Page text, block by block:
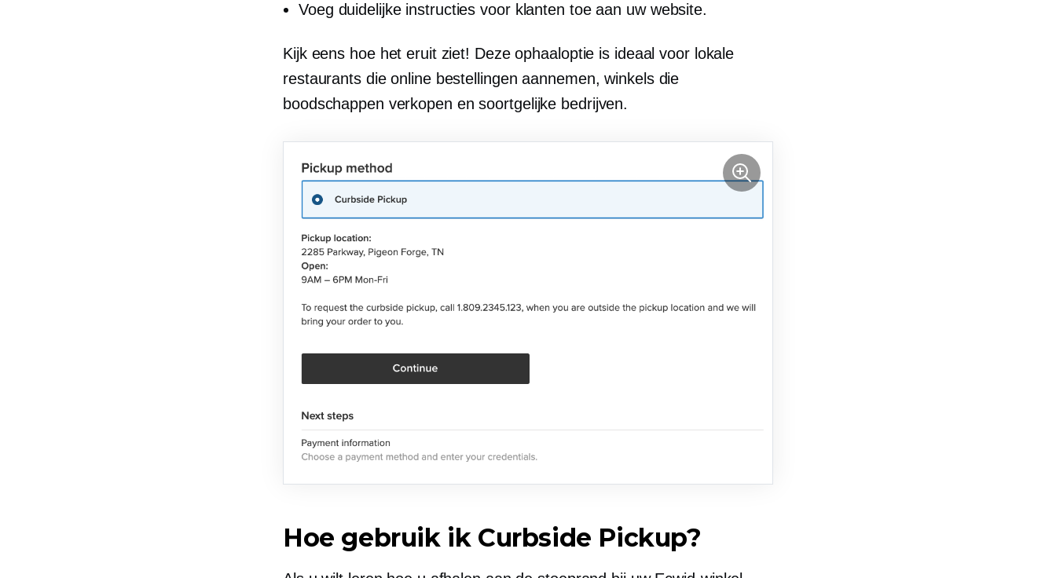
Voeg duidelijke instructies voor klanten toe aan uw website.
Kijk eens hoe het eruit ziet! Deze ophaaloptie is ideaal voor lokale
restaurants die online bestellingen aannemen, winkels die
boodschappen verkopen en soortgelijke bedrijven.
Hoe gebruik ik Curbside Pickup?